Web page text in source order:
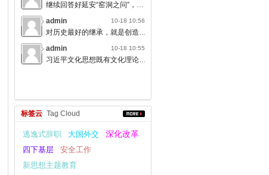
继续回答好延安“窑洞之问”，书写无愧于人民的时代答卷。
admin
10-18 10:56
对历史最好的继承，就是创造新的历史；对人类文明最大的礼敬，就是创造人类文明新形态。
admin
10-18 10:55
习近平文化思想既有文化理论观点上的创新和突破，又有文化工作布局上的部署要求，标志着我们党对中国特色社会主义文化建设规律的认识达到了新高度，表明我们党的历史自信、文化自信达到了新高度。
标签云 Tag Cloud
逃逸式辞职 大国外交
深化改革
四下基层
安全工作
新思想主题教育